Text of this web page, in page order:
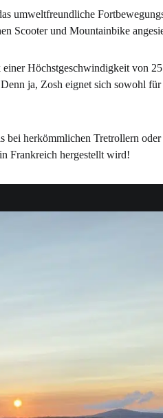
umweltfreundliche
Scooter und Mountainbike
Höchstgeschwindigkeit von
ja, Zosh eignet sich sowohl
herkömmlichen Tretrollern
Frankreich hergestellt wird!